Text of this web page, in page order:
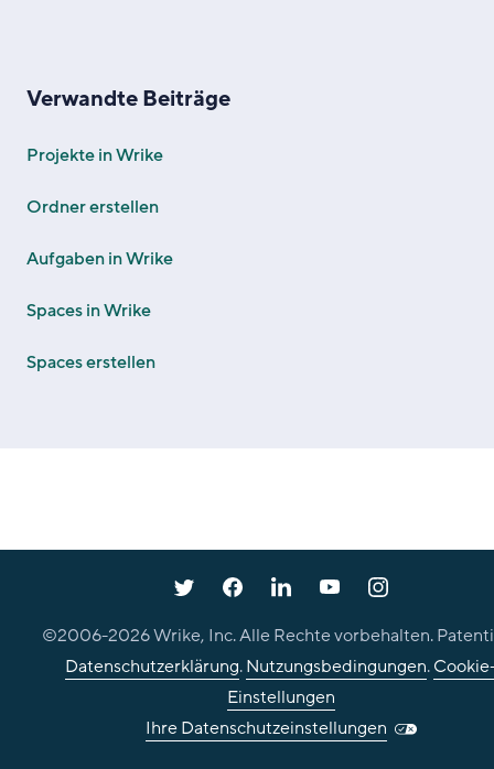
Verwandte Beiträge
Projekte in Wrike
Ordner erstellen
Aufgaben in Wrike
Spaces in Wrike
Spaces erstellen
©2006-2026Wrike, Inc. Alle Rechte vorbehalten.
Datenschutzerklärung.Nutzungsbedingungen.
Einstellungen
Ihre Datenschutzeinstellungen